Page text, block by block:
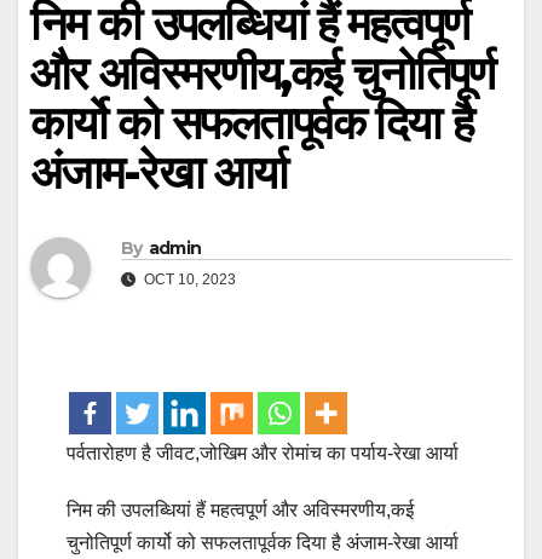
निम की उपलब्धियां हैं महत्वपूर्ण
और अविस्मरणीय,कई चुनोतिपूर्ण
कार्यो को सफलतापूर्वक दिया है
अंजाम-रेखा आर्या
By admin
OCT 10, 2023
पर्वतारोहण है जीवट,जोखिम और रोमांच का पर्याय-रेखा आर्या
निम की उपलब्धियां हैं महत्वपूर्ण और अविस्मरणीय,कई
चुनोतिपूर्ण कार्यो को सफलतापूर्वक दिया है अंजाम-रेखा आर्या